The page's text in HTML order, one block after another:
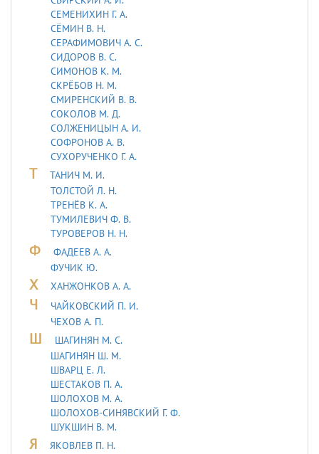
СЕМЕНИХИН Г. А.
СЁМИН В. Н.
СЕРАФИМОВИЧ А. С.
СИДОРОВ В. С.
СИМОНОВ К. М.
СКРЁБОВ Н. М.
СМИРЕНСКИЙ В. В.
СОКОЛОВ М. Д.
СОЛЖЕНИЦЫН А. И.
СОФРОНОВ А. В.
СУХОРУЧЕНКО Г. А.
Т
ТАHИЧ М. И.
ТОЛСТОЙ Л. Н.
ТРЕНЁВ К. А.
ТУМИЛЕВИЧ Ф. В.
ТУРОВЕРОВ Н. Н.
Ф
ФАДЕЕВ А. А.
ФУЧИК Ю.
Х ХАНЖОНКОВ А. А.
Ч
ЧАЙКОВСКИЙ П. И.
ЧЕХОВ А. П.
Ш
ШАГИНЯН М. С.
ШАГИНЯН Ш. М.
ШВАРЦ Е. Л.
ШЕСТАКОВ П. А.
ШОЛОХОВ М. А.
ШОЛОХОВ-СИНЯВСКИЙ Г. Ф.
ШУКШИН В. М.
Я ЯКОВЛЕВ П. Н.